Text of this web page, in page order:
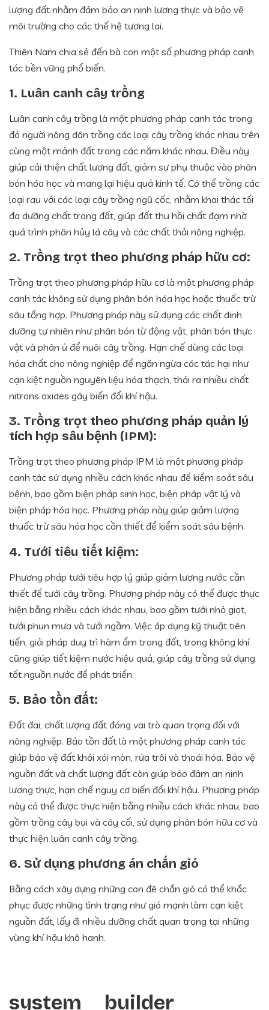
lượng đất nhằm đảm bảo an ninh lương thực và bảo vệ
môi trường cho các thế hệ tương lai.
Thiên Nam chia sẻ đến bà con một số phương pháp canh
tác bền vững phổ biến.
1. Luân canh cây trồng
Luân canh cây trồng là một phương pháp canh tác trong
đó người nông dân trồng các loại cây trồng khác nhau trên
cùng một mảnh đất trong các năm khác nhau. Điều này
giúp cải thiện chất lượng đất, giảm sự phụ thuộc vào phân
bón hóa học và mang lại hiệu quả kinh tế. Có thể trồng các
loại rau với các loại cây trồng ngũ cốc, nhằm khai thác tối
đa dưỡng chất trong đất, giúp đất thu hồi chất đạm nhờ
quá trình phân hủy lá cây và các chất thải nông nghiệp.
2. Trồng trọt theo phương pháp hữu cơ:
Trồng trọt theo phương pháp hữu cơ là một phương pháp
canh tác không sử dụng phân bón hóa học hoặc thuốc trừ
sâu tổng hợp. Phương pháp này sử dụng các chất dinh
dưỡng tự nhiên như phân bón từ động vật, phân bón thực
vật và phân ủ để nuôi cây trồng. Hạn chế dùng các loại
hóa chất cho nông nghiệp để ngăn ngừa các tác hại như
cạn kiệt nguồn nguyên liệu hóa thạch, thải ra nhiều chất
nitrons oxides gây biến đổi khí hậu.
3. Trồng trọt theo phương pháp quản lý
tích hợp sâu bệnh (IPM):
Trồng trọt theo phương pháp IPM là một phương pháp
canh tác sử dụng nhiều cách khác nhau để kiểm soát sâu
bệnh, bao gồm biện pháp sinh học, biện pháp vật lý và
biện pháp hóa học. Phương pháp này giúp giảm lượng
thuốc trừ sâu hóa học cần thiết để kiểm soát sâu bệnh.
4. Tưới tiêu tiết kiệm:
Phương pháp tưới tiêu hợp lý giúp giảm lượng nước cần
thiết để tưới cây trồng. Phương pháp này có thể được thực
hiện bằng nhiều cách khác nhau, bao gồm tưới nhỏ giọt,
tưới phun mưa và tưới ngầm. Việc áp dụng kỹ thuật tiên
tiến, giải pháp duy trì hàm ẩm trong đất, trong không khí
cũng giúp tiết kiệm nước hiệu quả, giúp cây trồng sử dụng
tốt nguồn nước để phát triển.
5. Bảo tồn đất:
Đất đai, chất lượng đất đóng vai trò quan trọng đối với
nông nghiệp. Bảo tồn đất là một phương pháp canh tác
giúp bảo vệ đất khỏi xói mòn, rửa trôi và thoái hóa. Bảo vệ
nguồn đất và chất lượng đất còn giúp bảo đảm an ninh
lương thực, hạn chế nguy cơ biến đổi khí hậu. Phương pháp
này có thể được thực hiện bằng nhiều cách khác nhau, bao
gồm trồng cây bụi và cây cối, sử dụng phân bón hữu cơ và
thực hiện luân canh cây trồng.
6. Sử dụng phương án chắn gió
Bằng cách xây dựng những con đê chắn gió có thể khắc
phục được những tình trạng như gió mạnh làm cạn kiệt
nguồn đất, lấy đi nhiều dưỡng chất quan trọng tại những
vùng khí hậu khô hanh.
system__builder